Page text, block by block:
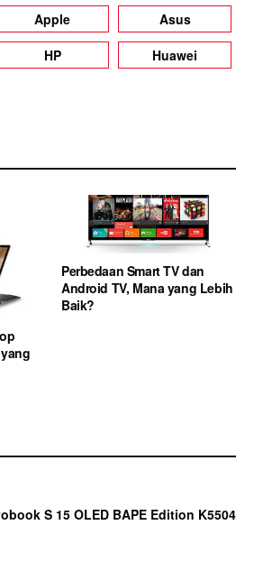
Apple
Asus
HP
Huawei
Perbedaan Smart TV dan
Android TV, Mana yang Lebih
Baik?
S 15 OLED BAPE Edition K5504